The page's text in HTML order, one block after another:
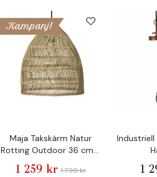
Kampanj!
Maja Takskärm Natur
Rotting Outdoor 36 cm -
Pr Home
1 259 kr 1 799 kr
Industriell
1